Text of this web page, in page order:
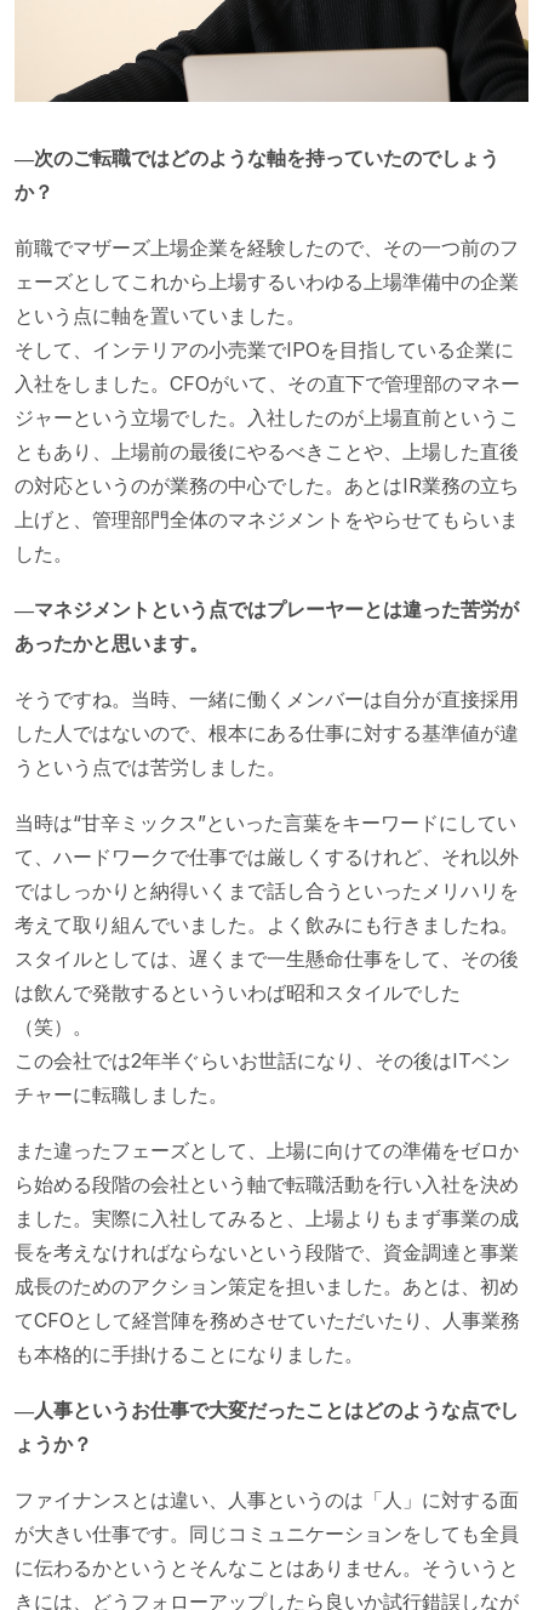
―次のご転職ではどのような軸を持っていたのでしょう
か？
前職でマザーズ上場企業を経験したので、その一つ前のフ
ェーズとしてこれから上場するいわゆる上場準備中の企業
という点に軸を置いていました。
そして、インテリアの小売業でIPOを目指している企業に
入社をしました。CFOがいて、その直下で管理部のマネー
ジャーという立場でした。入社したのが上場直前というこ
ともあり、上場前の最後にやるべきことや、上場した直後
の対応というのが業務の中心でした。あとはIR業務の立ち
上げと、管理部門全体のマネジメントをやらせてもらいま
した。
―マネジメントという点ではプレーヤーとは違った苦労が
あったかと思います。
そうですね。当時、一緒に働くメンバーは自分が直接採用
した人ではないので、根本にある仕事に対する基準値が違
うという点では苦労しました。
当時は“甘辛ミックス”といった言葉をキーワードにしてい
て、ハードワークで仕事では厳しくするけれど、それ以外
ではしっかりと納得いくまで話し合うといったメリハリを
考えて取り組んでいました。よく飲みにも行きましたね。
スタイルとしては、遅くまで一生懸命仕事をして、その後
は飲んで発散するといういわば昭和スタイルでした
（笑）。
この会社では2年半ぐらいお世話になり、その後はITベン
チャーに転職しました。
また違ったフェーズとして、上場に向けての準備をゼロか
ら始める段階の会社という軸で転職活動を行い入社を決め
ました。実際に入社してみると、上場よりもまず事業の成
長を考えなければならないという段階で、資金調達と事業
成長のためのアクション策定を担いました。あとは、初め
てCFOとして経営陣を務めさせていただいたり、人事業務
も本格的に手掛けることになりました。
―人事というお仕事で大変だったことはどのような点でし
ょうか？
ファイナンスとは違い、人事というのは「人」に対する面
が大きい仕事です。同じコミュニケーションをしても全員
に伝わるかというとそんなことはありません。そういうと
きには、どうフォローアップしたら良いか試行錯誤しなが